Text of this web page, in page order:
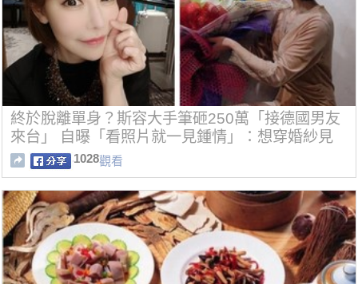
終於脫離單身？斯容大手筆砸250萬「接德國男友
來台」 自曝「看照片就一見鍾情」：想穿婚紗見
面
1028觀看